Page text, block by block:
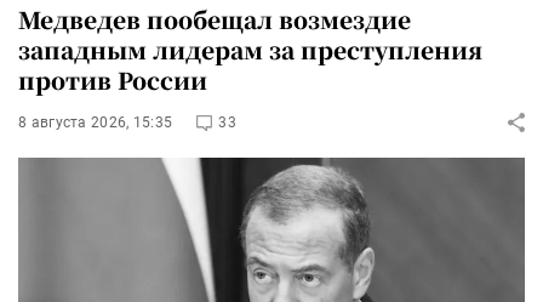
Медведев пообещал возмездие
западным лидерам за преступления
против России
8 августа 2026, 15:35 33